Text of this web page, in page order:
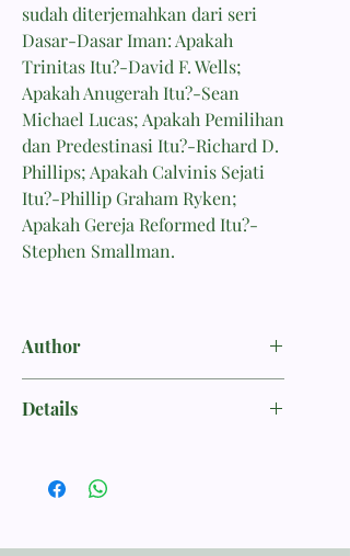
sudah diterjemahkan dari seri
Dasar-Dasar Iman: Apakah
Trinitas Itu?-David F. Wells;
Apakah Anugerah Itu?-Sean
Michael Lucas; Apakah Pemilihan
dan Predestinasi Itu?-Richard D.
Phillips; Apakah Calvinis Sejati
Itu?-Phillip Graham Ryken;
Apakah Gereja Reformed Itu?-
Stephen Smallman.
Author
Details
Penerbit Momentum
Tebal Buku 36 halaman
Berat 200